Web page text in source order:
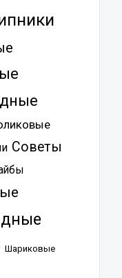
Советы
Шариковые